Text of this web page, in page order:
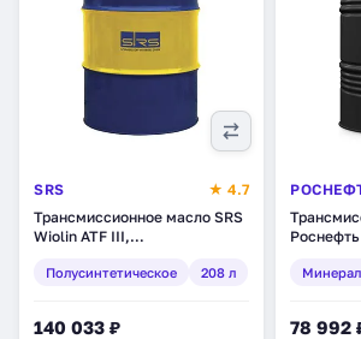
SRS
★ 4.7
Трансмиссионное масло SRS
Wiolin ATF III,
(8214)
Полусинтетическое 208 л
140 033 ₽ 78 992